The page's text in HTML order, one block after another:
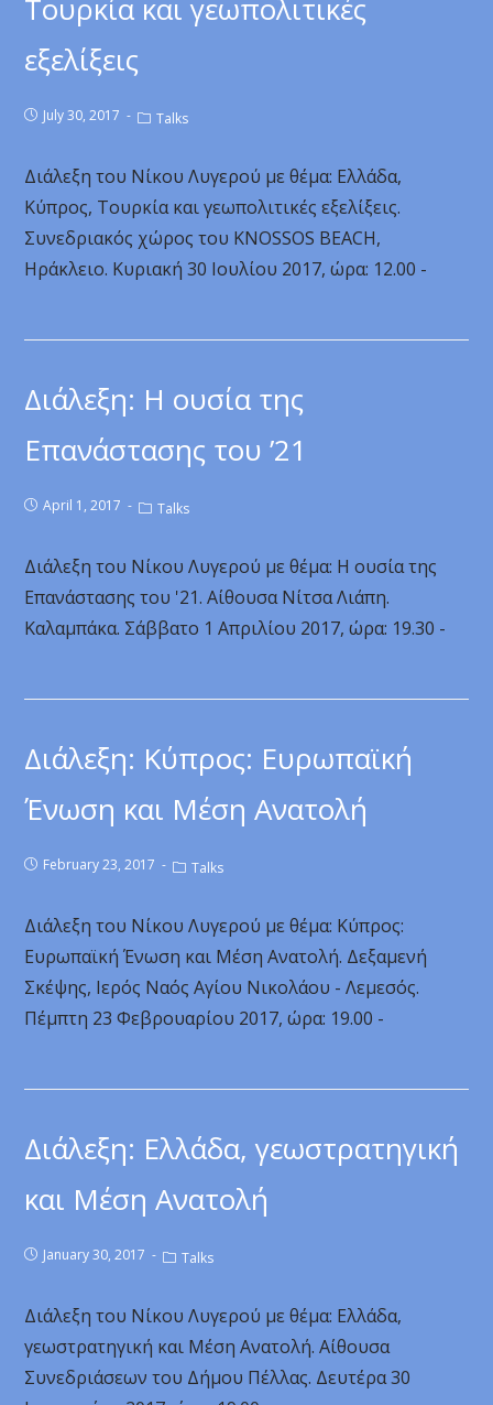
Τουρκία και γεωπολιτικές
εξελίξεις
July 30, 2017 Talks
Διάλεξη του Νίκου Λυγερού με θέμα: Ελλάδα,
Κύπρος, Τουρκία και γεωπολιτικές εξελίξεις.
Συνεδριακός χώρος του KNOSSOS BEACH,
Ηράκλειο. Κυριακή 30 Ιουλίου 2017, ώρα: 12.00 -
Διάλεξη: Η ουσία της
Επανάστασης του ’21
April 1, 2017 Talks
Διάλεξη του Νίκου Λυγερού με θέμα: Η ουσία της
Επανάστασης του '21. Αίθουσα Νίτσα Λιάπη.
Καλαμπάκα. Σάββατο 1 Απριλίου 2017, ώρα: 19.30 -
Διάλεξη: Κύπρος: Ευρωπαϊκή
Ένωση και Μέση Ανατολή
February 23, 2017 Talks
Διάλεξη του Νίκου Λυγερού με θέμα: Κύπρος:
Ευρωπαϊκή Ένωση και Μέση Ανατολή. Δεξαμενή
Σκέψης, Ιερός Ναός Αγίου Νικολάου - Λεμεσός.
Πέμπτη 23 Φεβρουαρίου 2017, ώρα: 19.00 -
Διάλεξη: Ελλάδα, γεωστρατηγική
και Μέση Ανατολή
January 30, 2017 Talks
Διάλεξη του Νίκου Λυγερού με θέμα: Ελλάδα,
γεωστρατηγική και Μέση Ανατολή. Αίθουσα
Συνεδριάσεων του Δήμου Πέλλας. Δευτέρα 30